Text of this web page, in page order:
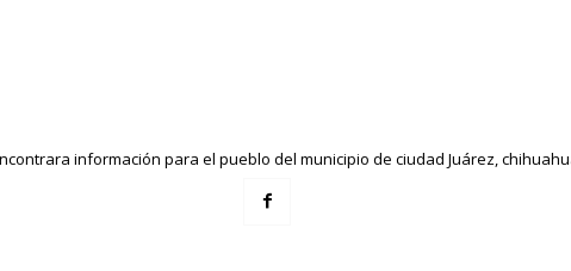
información para el pueblo del municipio de ciudad Juárez,